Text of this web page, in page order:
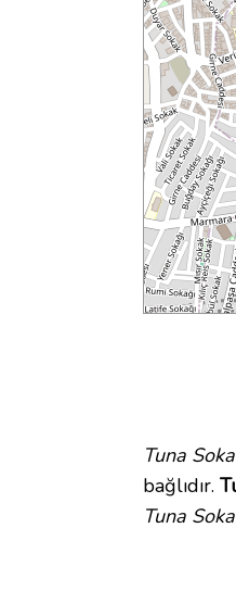
Tuna
bağlıdır.
Tuna